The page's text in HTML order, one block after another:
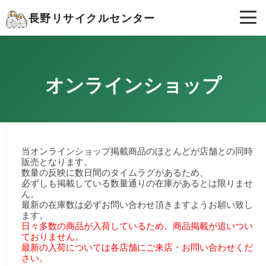
長野リサイクルセンター
オンラインショップ
当オンラインショップ掲載商品のほとんどが店舗との同時
販売となります。
数量の反映に数日間のタイムラグがあるため、
必ずしも掲載している数量通りの在庫があるとは限りませ
ん。
最新の在庫数は必ずお問い合わせ頂きますようお願い致し
ます。
日々多数の商品が入荷しているため、商品掲載が追いつい
ておりません。
最新の入荷については各店舗にご来店・お問い合わせくだ
さい。